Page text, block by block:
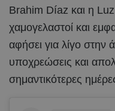
Brahim Díaz και η
χαμογελαστοί και
αφήσει για λίγο στην
υποχρεώσεις και
σημαντικότερες